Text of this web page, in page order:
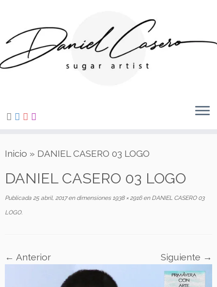
contenido
Inicio » DANIEL CASERO 03 LOGO
DANIEL CASERO 03 LOGO
Publicada 25 abril, 2017en dimensiones1938 × 2916enDANIEL CASERO 03
LOGO.
← Anterior Siguiente →